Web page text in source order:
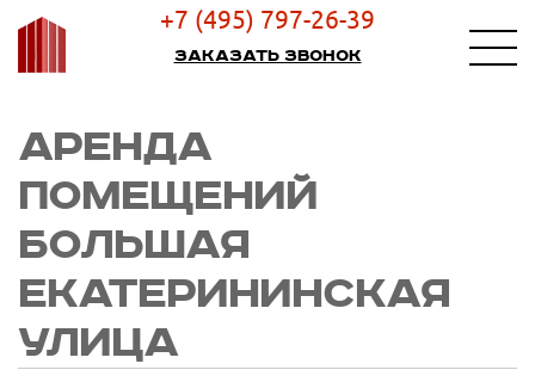
+7 (495) 797-26-39
Заказать звонок
АРЕНДА
ПОМЕЩЕНИЙ
БОЛЬШАЯ
ЕКАТЕРИНИНСКАЯ
УЛИЦА